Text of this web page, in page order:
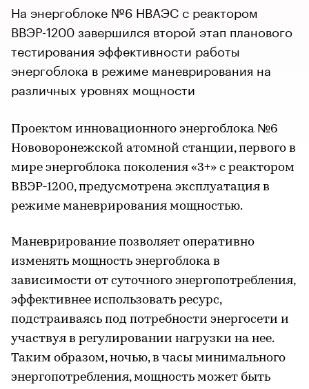
На энергоблоке №6 НВАЭС с реактором
ВВЭР-1200 завершился второй этап планового
тестирования эффективности работы
энергоблока в режиме маневрирования на
различных уровнях мощности
Проектом инновационного энергоблока №6
Нововоронежской атомной станции, первого в
мире энергоблока поколения «3+» с реактором
ВВЭР-1200, предусмотрена эксплуатация в
режиме маневрирования мощностью.
Маневрирование позволяет оперативно
изменять мощность энергоблока в
зависимости от суточного энергопотребления,
эффективнее использовать ресурс,
подстраиваясь под потребности энергосети и
участвуя в регулировании нагрузки на нее.
Таким образом, ночью, в часы минимального
энергопотребления, мощность может быть